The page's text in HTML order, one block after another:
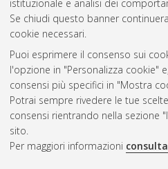
istituzionale e analisi dei
Se chiudi questo banner
cookie necessari.
Puoi esprimere il consenso sui
l'opzione in "Personalizza cookie"
consensi più specifici in "Mostra
Potrai sempre rivedere le tue
consensi rientrando nella sezione
sito.
Per maggiori informazioni
Atom
Rss 1.0
Rss 2.0
ISSN: 2038-7946